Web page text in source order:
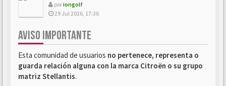
poriongolf
29 Jul 2026, 17:36
AVISO IMPORTANTE
Esta comunidad de usuarios no pertenece, representa o
guarda relación alguna con la marca Citroën o su grupo
matriz Stellantis.